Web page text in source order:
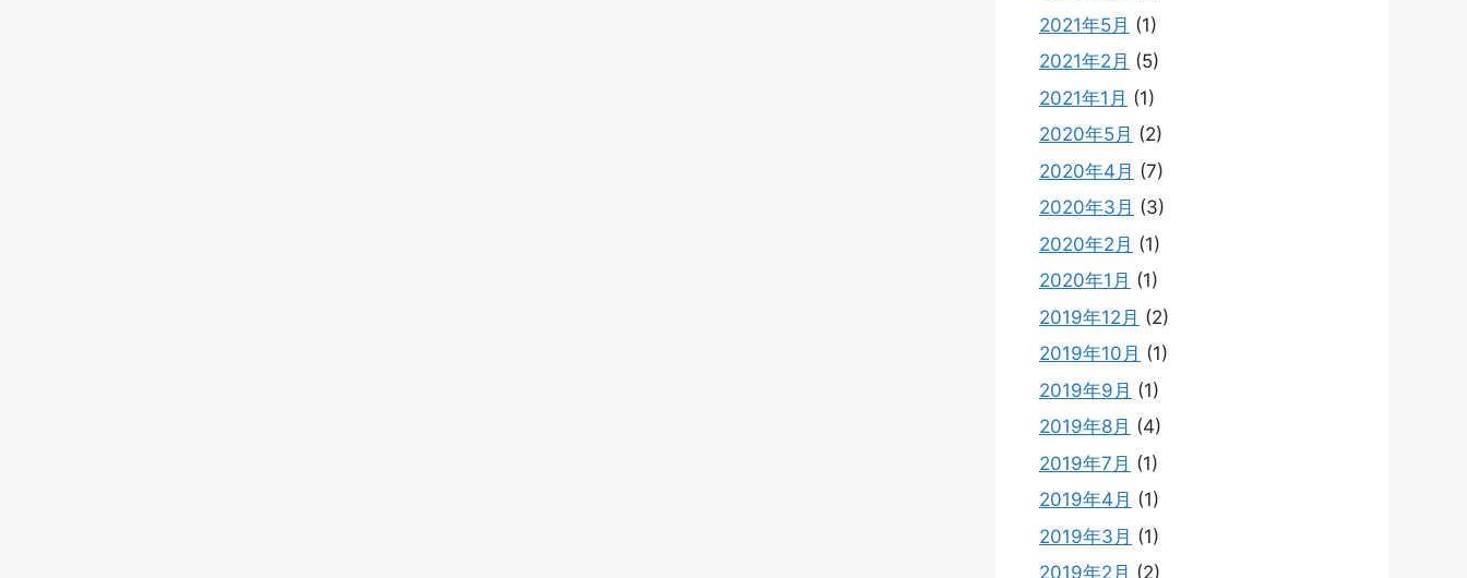
2021年5月 (1)
2021年2月 (5)
2021年1月 (1)
2020年5月 (2)
2020年4月 (7)
2020年3月 (3)
2020年2月 (1)
2020年1月 (1)
2019年12月 (2)
2019年10月 (1)
2019年9月 (1)
2019年8月 (4)
2019年7月 (1)
2019年4月 (1)
2019年3月 (1)
2019年2月 (2)